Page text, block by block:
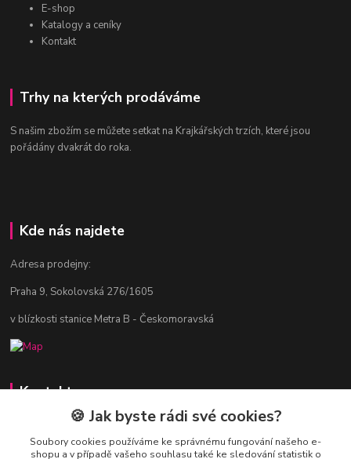
E-shop
Katalogy a ceníky
Kontakt
Trhy na kterých prodáváme
S našim zbožím se můžete setkat na Krajkářských trzích, které jsou
pořádány dvakrát do roka.
Kde nás najdete
Adresa prodejny:
Praha 9, Sokolovská 276/1605
v blízkosti stanice Metra B - Českomoravská
Kontakty
Jitka Vlasáková
281 916 793
🍪 Jak byste rádi své cookies?
Soubory cookies používáme ke správnému fungování našeho e-
shopu a v případě vašeho souhlasu také ke sledování statistik o